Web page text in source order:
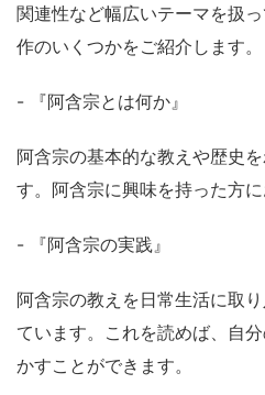
関連性など幅広いテーマを扱
作のいくつかをご紹介します。
- 『阿含宗とは何か』
阿含宗の基本的な教えや歴史
す。阿含宗に興味を持った方に
- 『阿含宗の実践』
阿含宗の教えを日常生活に取
ています。これを読めば、自
かすことができます。